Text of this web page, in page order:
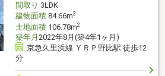
間取り 3LDK
建物面積84.66m2
土地面積106.78m2
築年月 2022年8月(築4年1ヶ月)
京急久里浜線 ＹＲＰ野比駅 徒歩12
分